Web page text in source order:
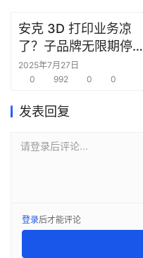
安克 3D 打印业务凉
了？子品牌无限期停售
相关产品并断供配件
2025年7月27日
0
992 0 0
发表回复
请登录后评论...
登录后才能评论